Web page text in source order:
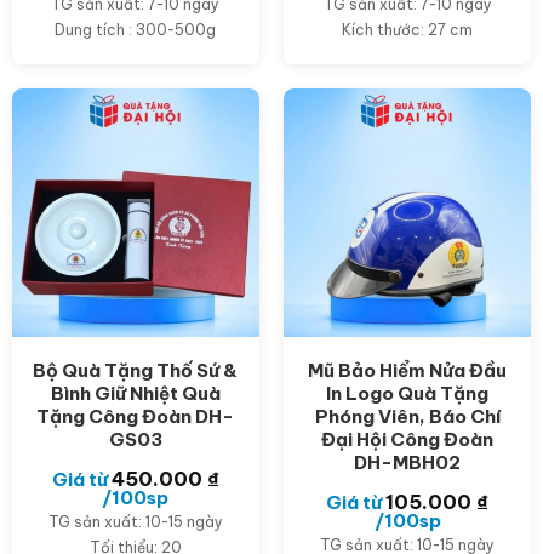
TG sản xuất: 7-10 ngày
Dung tích : 300-500g
TG sản xuất: 7-10 ngày
Kích thước: 27 cm
Bộ Quà Tặng Thố Sứ &
Bình Giữ Nhiệt Quà
Tặng Công Đoàn DH-
GS03
Giá từ450.000 ₫
/100sp
TG sản xuất: 10-15 ngày
Tối thiểu: 20
Mũ Bảo Hiểm Nửa Đầu
In Logo Quà Tặng
Phóng Viên, Báo Chí
Đại Hội Công Đoàn
DH-MBH02
Giá từ105.000 ₫
/100sp
TG sản xuất: 10-15 ngày